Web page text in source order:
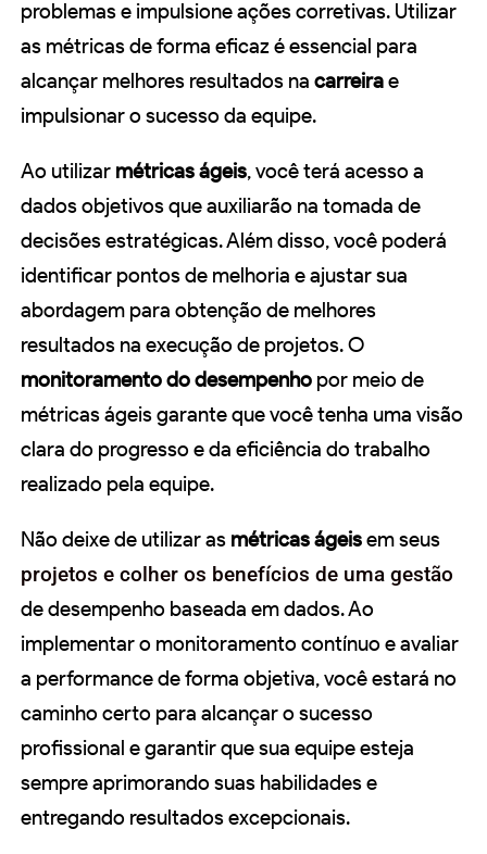
problemas e impulsione ações corretivas. Utilizar
as métricas de forma eficaz é essencial para
alcançar melhores resultados na carreirae
impulsionar o sucesso da equipe.
Ao utilizar métricas ágeis, você terá acesso a
dados objetivos que auxiliarão na tomada de
decisões estratégicas. Além disso, você poderá
identificar pontos de melhoria e ajustar sua
abordagem para obtenção de melhores
resultados na execução de projetos. O
monitoramento do desempenho por meio de
métricas ágeis garante que você tenha uma visão
clara do progresso e da eficiência do trabalho
realizado pela equipe.
Não deixe de utilizar as métricas ágeisem seus
projetos e colher os benefícios de uma gestão
de desempenho baseada em dados. Ao
implementar o monitoramento contínuo e avaliar
a performance de forma objetiva, você estará no
caminho certo para alcançar o sucesso
profissional e garantir que sua equipe esteja
sempre aprimorando suas habilidades e
entregando resultados excepcionais.